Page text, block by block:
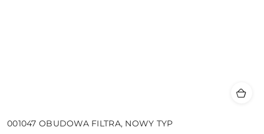
001047 OBUDOWA FILTRA, NOWY TYP